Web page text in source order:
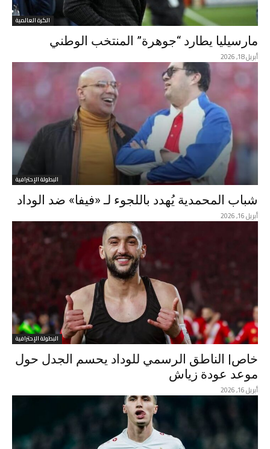
الكرة العالمية
مارسيليا يطارد “جوهرة” المنتخب الوطني
أبريل 18, 2026
البطولة الإحترافية
شباب المحمدية يُهدد باللجوء لـ «فيفا» ضد الوداد
أبريل 16, 2026
البطولة الإحترافية
خاص| الناطق الرسمي للوداد يحسم الجدل حول
موعد عودة زياش
أبريل 16, 2026